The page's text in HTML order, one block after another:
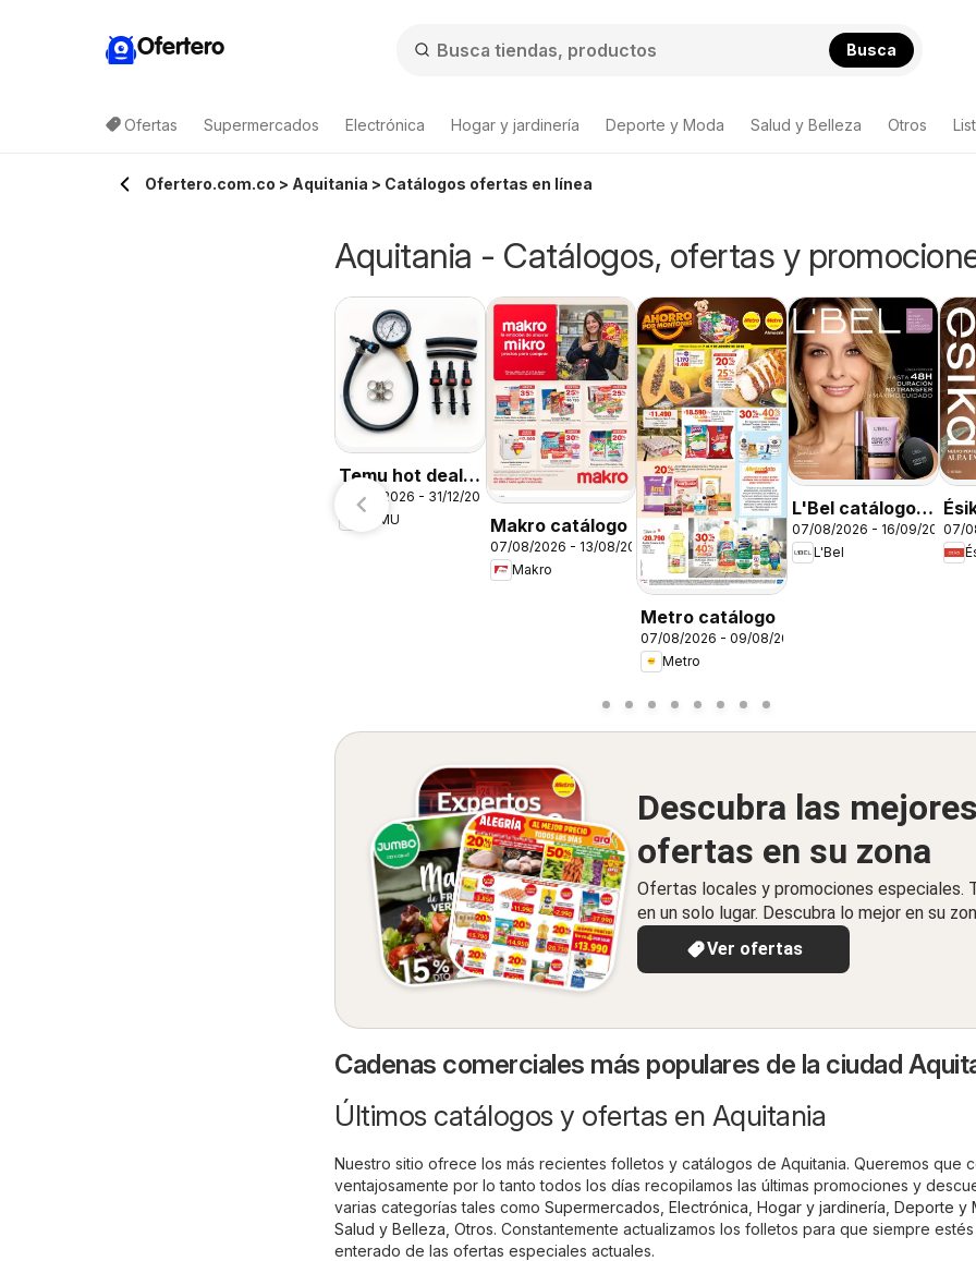
Ofertero Busca
Ofertas Supermercados Electrónica Hogar y jardinería Deporte y Moda Salud y Belleza Otros
Ofertero.com.co > Aquitania > Catálogos ofertas en línea
Aquitania - Catálogos, ofertas y
Temu hot deals
– Colombia
09/08/2026 - 31/12/2026
TEMU
Makro catálogo
07/08/2026 - 13/08/2026
Makro
Metro catálogo
07/08/2026 - 09/08/2026
Metro
L'Bel catálogo
C12/2026
07/08/2026 - 16/09/2026
L'Bel
07/
Descubra las mejores
ofertas en su zona
Ofertas locales y promociones especiales.
en un solo lugar. Descubra lo mejor en su
Ver ofertas
Cadenas comerciales más populares de la ciudad
Últimos catálogos y ofertas en Aquitania
Nuestro sitio ofrece los más recientes folletos y catálogos de Aquitania. Queremos que
ventajosamente por lo tanto todos los días recopilamos las últimas promociones y
varias categorías tales como Supermercados Electrónica Hogar y jardinería Deporte y
Salud y Belleza Otros. Constantemente actualizamos los folletos para que siempre estés
enterado de las ofertas especiales actuales.